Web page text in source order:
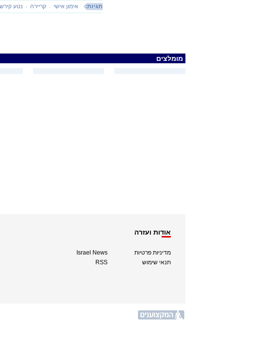
תגיות: אימון אישי קריירה נטע קירש
מומלצים
אודות ועזרה
מדיניות פרטיות
תנאי שימוש
Israel News
RSS